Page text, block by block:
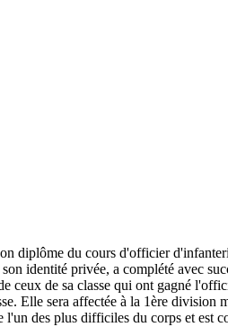
diplôme du cours d'officier
identité privée, a complété avec
ceux de sa classe qui ont gagné
Elle sera affectée à la 1ère division
l'un des plus difficiles du corps et est